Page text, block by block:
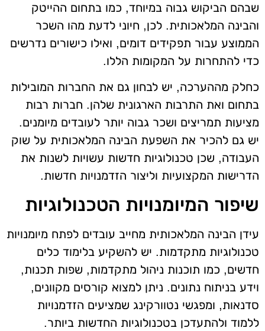
שבהם הביקוש גבוה במיוחד, כמו בתחום ההייטק
והבינה המלאכותית. לכן, חיוני לדעת מהו השכר
הממוצע עבור תפקידים דומים, ואילו כישורים נדרשים
כדי להתחרות על המקומות הללו.
כחלק מההערכה, יש לבחון גם את החברות המובילות
בתחום ואת התרבות הארגונית שלהן. חברות רבות
מציעות תמריצים ושכר גבוה יותר לעובדים מיומנים.
יש גם להכיר את השפעת הבינה המלאכותית על שוק
העבודה, שכן טכנולוגיות חדשות עשויות לשנות את
הדרישות המקצועיות וליצור הזדמנויות חדשות.
שיפור המיומנויות הטכנולוגיות
עידן הבינה המלאכותית מחייב עובדים לפתח מיומנויות
טכנולוגיות מתקדמות. יש להשקיע בלימוד כלים
חדשים, כמו תוכנות ניהול מתקדמות, שפות תכנות,
וידע בניתוח נתונים. ניתן למצוא קורסים מקוונים,
סדנאות, ומפגשי נטוורקינג שמציעים הזדמנויות
ללמוד ולהתעדכן בטכנולוגיות החדשות ביותר.